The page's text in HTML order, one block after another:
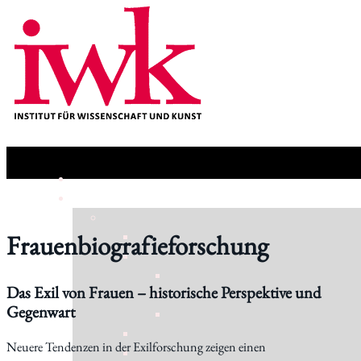
Frauenbiografieforschung
Das Exil von Frauen – historische Perspektive und
Gegenwart
Neuere Tendenzen in der Exilforschung zeigen einen